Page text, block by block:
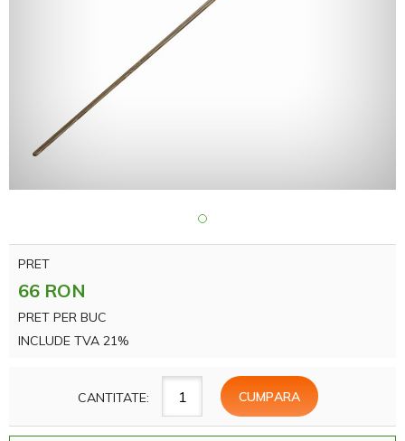
PRET
66 RON
PRET PER BUC
INCLUDE TVA 21%
CANTITATE: